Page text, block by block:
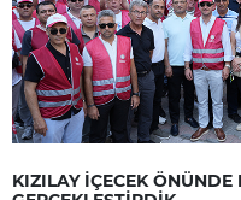
KIZILAY İÇECEK